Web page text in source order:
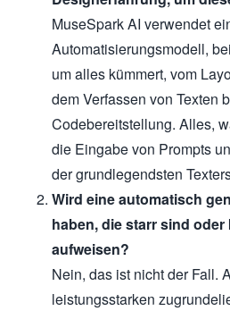
MuseSpark AI verwendet
Automatisierungsmodell,
um alles kümmert, vom
dem Verfassen von Texten
Codebereitstellung. Alles,
die Eingabe von Prompts
der grundlegendsten
Wird eine automatisch
haben, die starr sind
aufweisen?
Nein, das ist nicht der Fall.
leistungsstarken